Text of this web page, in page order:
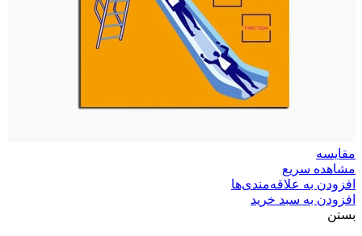
مقایسه
مشاهده سریع
افزودن به علاقه‌مندی‌ها
افزودن به سبد خرید
بستن